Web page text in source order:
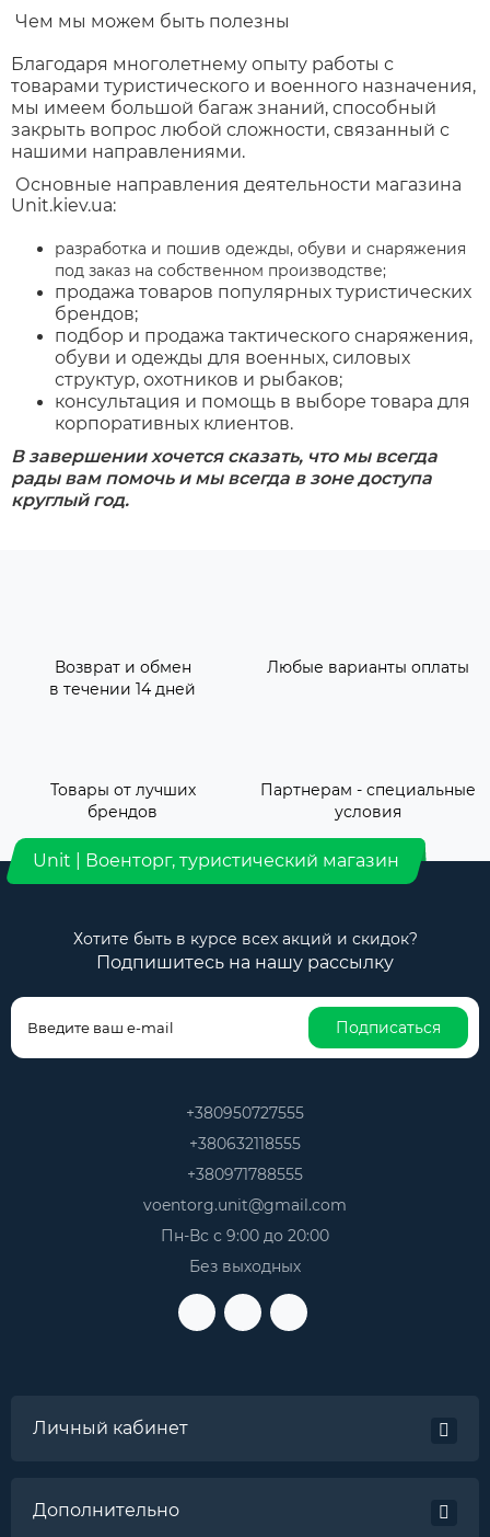
Чем мы можем быть полезны
Благодаря многолетнему опыту работы с
товарами туристического и военного назначения,
мы имеем большой багаж знаний, способный
закрыть вопрос любой сложности, связанный с
нашими направлениями.
Основные направления деятельности магазина
Unit.kiev.ua:
разработка и пошив одежды, обуви и снаряжения
под заказ на собственном производстве;
продажа товаров популярных туристических
брендов;
подбор и продажа тактического снаряжения,
обуви и одежды для военных, силовых
структур, охотников и рыбаков;
консультация и помощь в выборе товара для
корпоративных клиентов.
В завершении хочется сказать, что мы всегда
рады вам помочь и мы всегда в зоне доступа
круглый год.
Возврат и обмен
в течении 14 дней
Любые варианты оплаты
Товары от лучших
брендов
Партнерам - специальные
условия
Unit | Военторг, туристический магазин
Хотите быть в курсе всех акций и скидок?
Подпишитесь на нашу рассылку
Подписаться
+380950727555
+380632118555
+380971788555
voentorg.unit@gmail.com
Пн-Вс с 9:00 до 20:00
Без выходных
Личный кабинет
Дополнительно